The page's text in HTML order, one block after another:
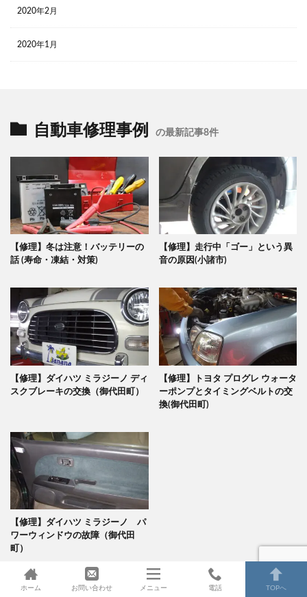
2020年2月
2020年1月
自動車修理事例 の最新記事8件
【修理】冬は注意！バッテリーの
話 (寿命・凍結・対策)
【修理】走行中「ゴー」という異
音の原因(小諸市)
【修理】ダイハツ ミラジーノ ディ
スクブレーキの交換（御代田町）
【修理】トヨタ プログレ ウォータ
ーポンプとタイミングベルトの交
換(御代田町)
【修理】ダイハツ ミラジーノ パ
ワーウィンドウの故障（御代田
町）
ホーム お問い合わせ メニュー 電話 TOPへ